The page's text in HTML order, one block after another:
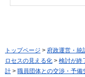
トップページ > 府政運営・統
ロセスの見える化 > 検討が終
計 > 職員団体との交渉・予備